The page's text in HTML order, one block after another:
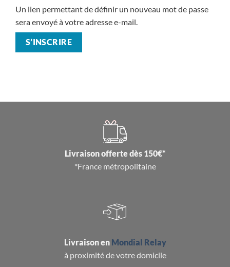
Un lien permettant de définir un nouveau mot de passe
sera envoyé à votre adresse e-mail.
S’INSCRIRE
Livraison offerte dès 150€*
*France métropolitaine
Livraison en Mondial Relay
à proximité de votre domicile